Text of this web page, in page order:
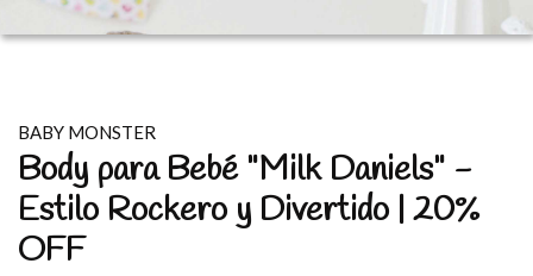
BABY MONSTER
Body para Bebé "Milk Daniels" -
Estilo Rockero y Divertido | 20%
OFF